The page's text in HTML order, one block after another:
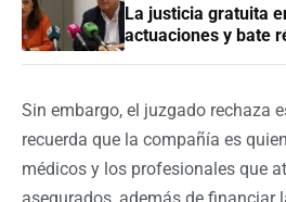
La justicia gratuita
actuaciones y bate
Sin embargo, el juzgado rechaza
recuerda que la compañía es
médicos y los profesionales que